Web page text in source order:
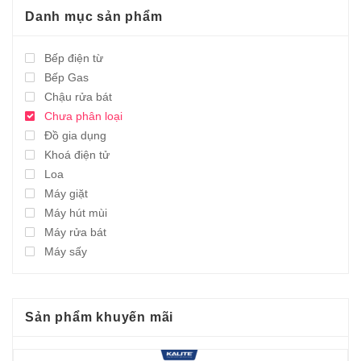
Danh mục sản phẩm
Bếp điện từ
Bếp Gas
Chậu rửa bát
Chưa phân loại
Đồ gia dụng
Khoá điện tử
Loa
Máy giặt
Máy hút mùi
Máy rửa bát
Máy sấy
Sản phẩm khuyến mãi